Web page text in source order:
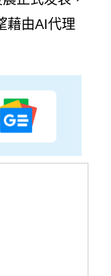
藉由AI代理